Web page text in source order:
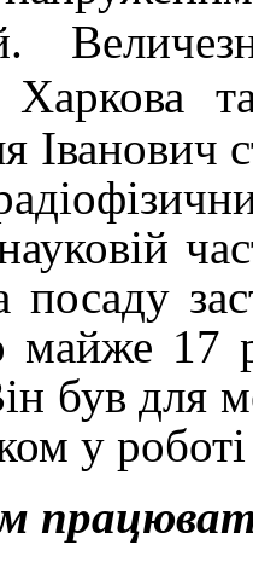
Харкова
посаду
майже 17
був для
у